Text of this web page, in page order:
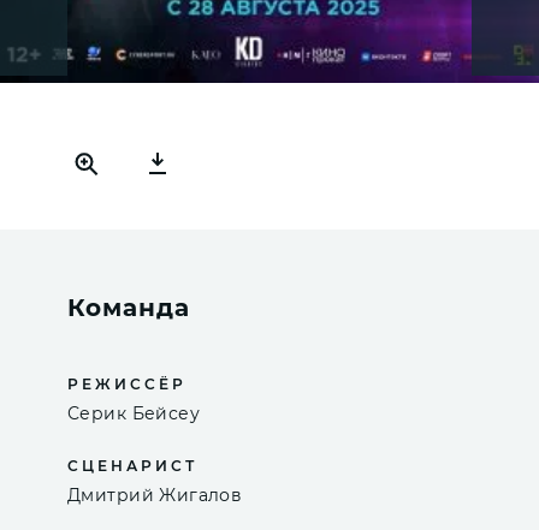
Команда
РЕЖИССЁР
Серик Бейсеу
СЦЕНАРИСТ
Дмитрий Жигалов